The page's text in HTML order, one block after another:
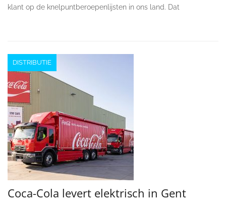
klant op de knelpuntberoepenlijsten in ons land. Dat
DISTRIBUTIE
Coca-Cola levert elektrisch in Gent